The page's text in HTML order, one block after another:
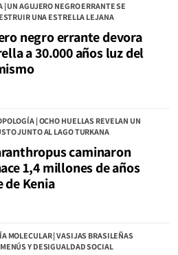
UN AGUJERO NEGRO ERRANTE SE
UNA ESTRELLA LEJANA
negro errante devora
a 30.000 años luz del
| OCHO HUELLAS REVELAN UN
JUNTO AL LAGO TURKANA
caminaron
1,4 millones de años
de Kenia
MOLECULAR | VASIJAS BRASILEÑAS
Y DESIGUALDAD SOCIAL